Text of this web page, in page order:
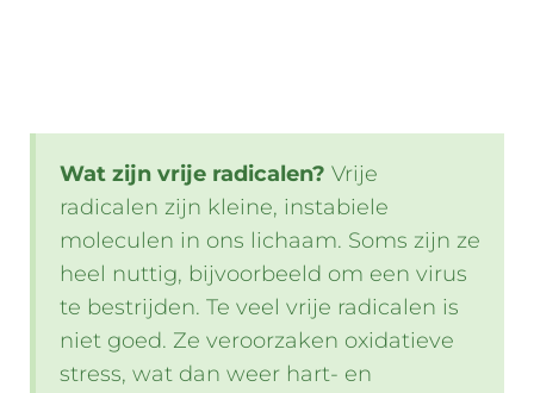
Wat zijn vrije radicalen? Vrije
radicalen zijn kleine, instabiele
moleculen in ons lichaam. Soms zijn ze
heel nuttig, bijvoorbeeld om een virus
te bestrijden. Te veel vrije radicalen is
niet goed. Ze veroorzaken oxidatieve
stress, wat dan weer hart- en